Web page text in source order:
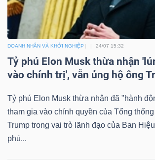
DOANH NHÂN VÀ KHỞI NGHIỆP 24/07 15:32
Tỷ phú Elon Musk thừa nhận
vào chính trị', vẫn ủng hộ ông
Tỷ phú Elon Musk thừa nhận đã "hành
tham gia vào chính quyền của Tổng
Trump trong vai trò lãnh đạo của Ban
phủ...